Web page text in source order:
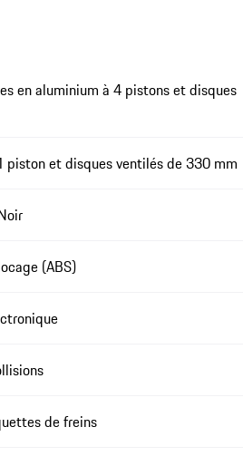
en aluminium à 4 pistons et disques
piston et disques ventilés de 330 mm
(ABS)
de freins